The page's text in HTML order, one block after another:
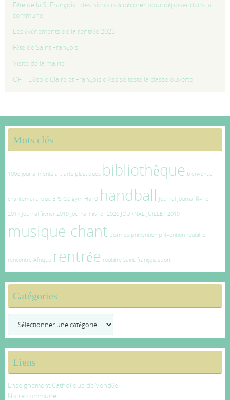
Fête de la St François : des nichoirs à décorer pour déposer dans la
commune
Les événements de la rentrée 2023
Fête de Saint François
Visite de la mairie
OF – L’école Claire et François d’Assise teste la classe ouverte
Mots clés
100e jour aliments art arts plastiques bibliothèque bienvenue
chantemai cirque EPS GS gym Hand handball Journal Journal février
2017 Journal février 2019 Journal Février 2020 JOURNAL JUILLET 2019
musique chant poèmes prévention prévention routière
rencontre Afrique rentrée routière saint-françois sport
Catégories
Liens
Enseignement Catholique de Vendée
Notre commune